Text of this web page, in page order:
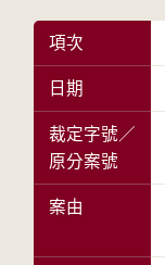
項次
日期
裁定字號／
原分案號
案由